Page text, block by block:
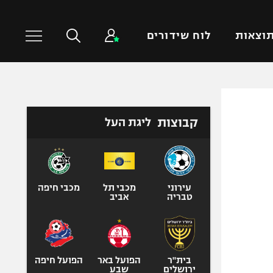
תוצאות לוח שידורים
טניס
כדורעף
ספורט אולימפי
קבוצות ליגת העל
עירוני
טבריה
מכבי תל
אביב
מכבי חיפה
בית"ר
ירושלים
הפועל באר
שבע
הפועל חיפה